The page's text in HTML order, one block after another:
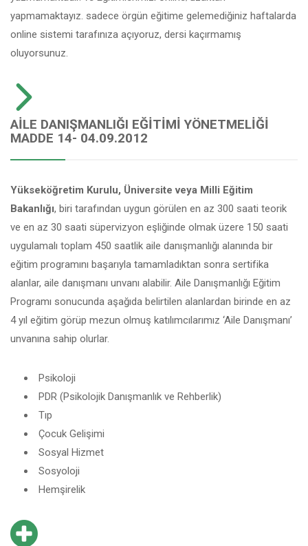
yapmamaktayız. sadece örgün eğitime gelemediğiniz haftalarda
online sistemi tarafınıza açıyoruz, dersi kaçırmamış
oluyorsunuz.
AILE DANIŞMANLIĞI EĞITIMI YÖNETMELIĞI
MADDE 14- 04.09.2012
Yükseköğretim Kurulu, Üniversite veya Milli Eğitim
Bakanlığı, biri tarafından uygun görülen en az 300 saati teorik
ve en az 30 saati süpervizyon eşliğinde olmak üzere 150 saati
uygulamalı toplam 450 saatlik aile danışmanlığı alanında bir
eğitim programını başarıyla tamamladıktan sonra sertifika
alanlar, aile danışmanı unvanı alabilir. Aile Danışmanlığı Eğitim
Programı sonucunda aşağıda belirtilen alanlardan birinde en az
4 yıl eğitim görüp mezun olmuş katılımcılarımız ‘Aile Danışmanı’
unvanına sahip olurlar.
Psikoloji
PDR (Psikolojik Danışmanlık ve Rehberlik)
Tıp
Çocuk Gelişimi
Sosyal Hizmet
Sosyoloji
Hemşirelik